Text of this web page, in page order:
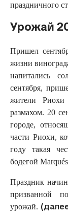
праздничного
Урожай
Пришел
жизни
напитались
сентября,
жители
размахом. 20
городе,
части Риохи,
году такая
бодегой
Праздник
призванной
урожай.